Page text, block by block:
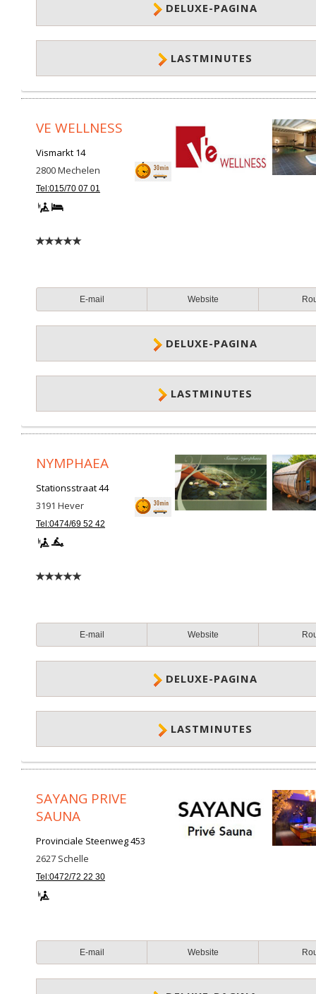
DELUXE-PAGINA
LASTMINUTES
VE WELLNESS
Vismarkt 14
2800Mechelen
Tel:015/70 07 01
E-mail Website
DELUXE-PAGINA
LASTMINUTES
NYMPHAEA
Stationsstraat 44
3191 Hever
Tel:0474/69 52 42
E-mail Website
DELUXE-PAGINA
LASTMINUTES
SAYANG PRIVE
SAUNA
Provinciale Steenweg 453
2627 Schelle
Tel:0472/72 22 30
E-mail Website